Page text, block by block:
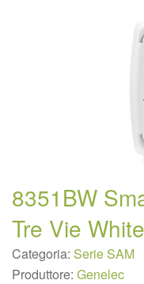
8351BW
Tre Vie White
Categoria: Serie SAM
Produttore: Genelec